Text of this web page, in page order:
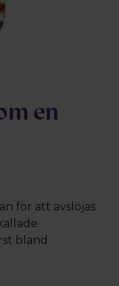
en
för att avslöjas
bland